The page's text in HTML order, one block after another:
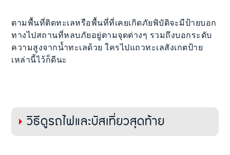
ตามพื้นที่ติดทะเลหรือพื้นที่ที่เคยเกิดภัยพิบัติจะมีป้ายบอก
ทางไปสถานที่หลบภัยอยู่ตามจุดต่างๆ รวมถึงบอกระดับ
ความสูงจากน้ำทะเลด้วย ใครไปแถวทะเลสังเกตป้าย
เหล่านี้ไว้ก็ดีนะ
วิธีดูรถไฟและบัสเที่ยวสุดท้าย